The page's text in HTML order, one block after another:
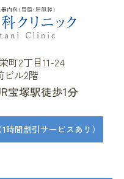
町2丁目11-24
ビル2階
宝塚駅徒歩1分
（1時間割引サービスあり）